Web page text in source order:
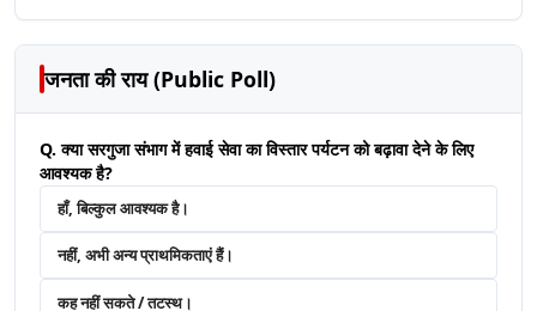
जनता की राय (Public Poll)
Q. क्या सरगुजा संभाग में हवाई सेवा का विस्तार पर्यटन को बढ़ावा देने के लिए
आवश्यक है?
हाँ, बिल्कुल आवश्यक है।
नहीं, अभी अन्य प्राथमिकताएं हैं।
कह नहीं सकते / तटस्थ।